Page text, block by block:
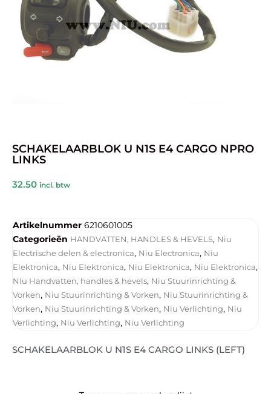
SCHAKELAARBLOK U N1S E4 CARGO NPRO
LINKS
32.50 incl. btw
Artikelnummer 6210601005
Categorieën HANDVATTEN, HANDLES & HEVELS, Niu
Electrische delen & electronica, Niu Electronica, Niu
Elektronica, Niu Elektronica, Niu Elektronica, Niu Elektronica,
NIu Handvatten, handles & hevels, Niu Stuurinrichting &
Vorken, Niu Stuurinrichting & Vorken, Niu Stuurinrichting &
Vorken, Niu Stuurinrichting & Vorken, Niu Verlichting, Niu
Verlichting, Niu Verlichting, Niu Verlichting
SCHAKELAARBLOK U N1S E4 CARGO LINKS (LEFT)